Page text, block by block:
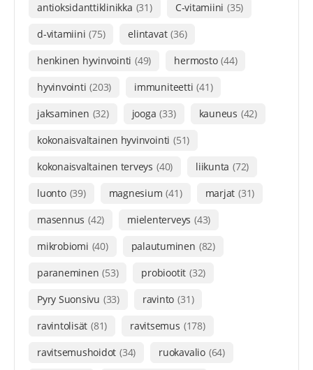
antioksidanttiklinikka (31) C-vitamiini (35)
d-vitamiini (75) elintavat (36)
henkinen hyvinvointi (49) hermosto (44)
hyvinvointi (203) immuniteetti (41)
jaksaminen (32) jooga (33) kauneus (42)
kokonaisvaltainen hyvinvointi (51)
kokonaisvaltainen terveys (40) liikunta (72)
luonto (39) magnesium (41) marjat (31)
masennus (42) mielenterveys (43)
mikrobiomi (40) palautuminen (82)
paraneminen (53) probiootit (32)
Pyry Suonsivu (33) ravinto (31)
ravintolisät (81) ravitsemus (178)
ravitsemushoidot (34) ruokavalio (64)